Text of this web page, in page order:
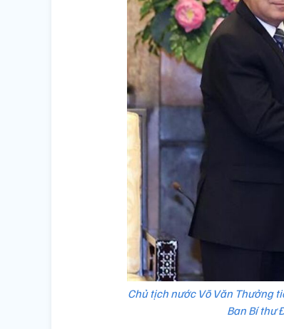
Chủ tịch nước Võ Văn Thưởng
Ban Bí thư